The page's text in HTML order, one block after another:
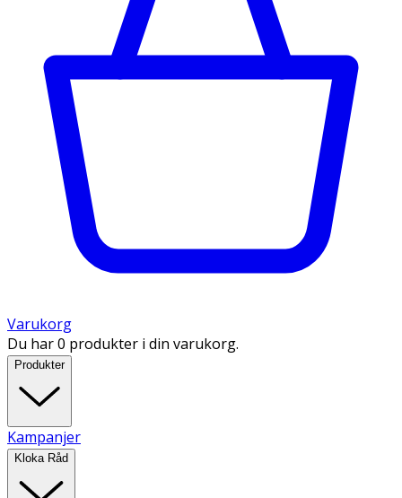
Varukorg
Du har 0 produkter i din varukorg.
Produkter
Kampanjer
Kloka Råd